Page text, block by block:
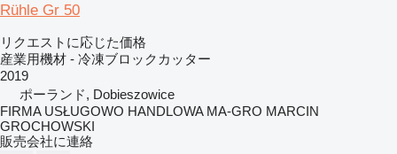
Rühle Gr 50
リクエストに応じた価格
産業用機材 - 冷凍ブロックカッター
2019
ポーランド, Dobieszowice
FIRMA USŁUGOWO HANDLOWA MA-GRO MARCIN
GROCHOWSKI
販売会社に連絡